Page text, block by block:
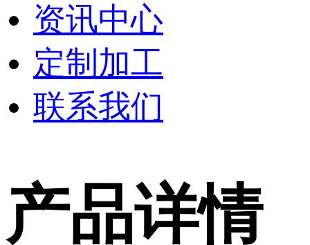
资讯中心
定制加工
联系我们
产品详情